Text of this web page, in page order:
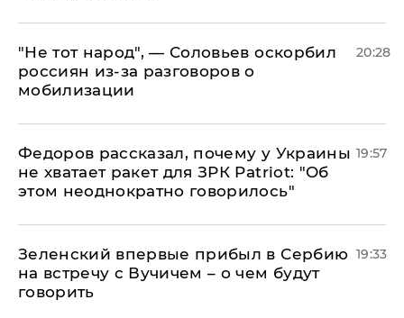
​"Не тот народ", — Соловьев оскорбил
россиян из-за разговоров о
мобилизации
20:28
Федоров рассказал, почему у Украины
не хватает ракет для ЗРК Patriot: "Об
этом неоднократно говорилось"
19:57
Зеленский впервые прибыл в Сербию
на встречу с Вучичем – о чем будут
говорить
19:33